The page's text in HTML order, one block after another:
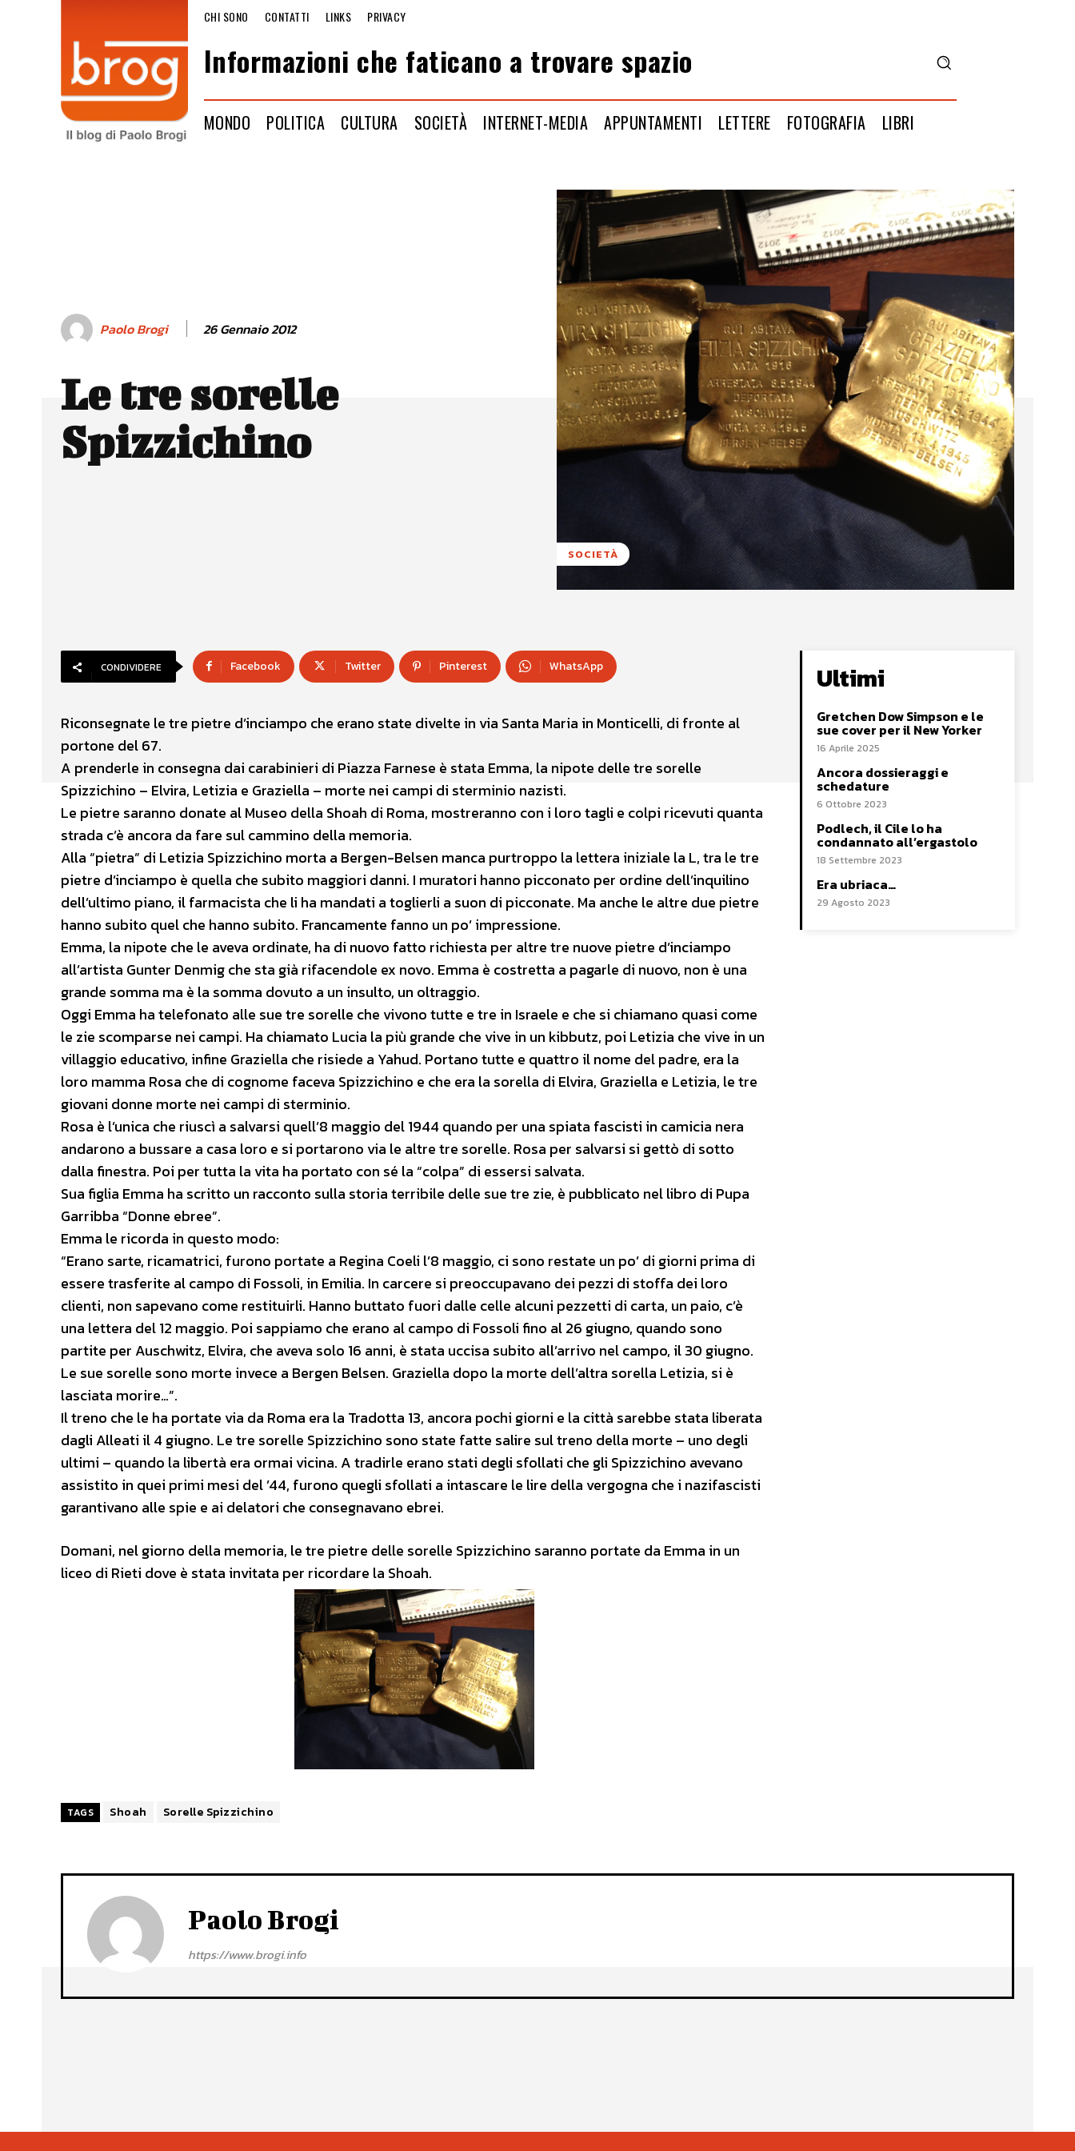
CHI SONO CONTATTI LINKS PRIVACY
Informazioni che faticano a trovare spazio
MONDO POLITICA CULTURA SOCIETÀ INTERNET-MEDIA APPUNTAMENTI LETTERE FOTOGRAFIA LIBRI
Paolo Brogi 26 Gennaio 2012
Le tre sorelle
Spizzichino
SOCIETÀ
CONDIVIDERE Facebook Twitter Pinterest WhatsApp
Riconsegnate le tre pietre d’inciampo che erano state divelte in via Santa Maria in Monticelli, di fronte al
portone del 67.
A prenderle in consegna dai carabinieri di Piazza Farnese è stata Emma, la nipote delle tre sorelle
Spizzichino – Elvira, Letizia e Graziella – morte nei campi di sterminio nazisti.
Le pietre saranno donate al Museo della Shoah di Roma, mostreranno con i loro tagli e colpi ricevuti quanta
strada c’è ancora da fare sul cammino della memoria.
Alla “pietra” di Letizia Spizzichino morta a Bergen-Belsen manca purtroppo la lettera iniziale la L, tra le tre
pietre d’inciampo è quella che subito maggiori danni. I muratori hanno picconato per ordine dell’inquilino
dell’ultimo piano, il farmacista che li ha mandati a toglierli a suon di picconate. Ma anche le altre due pietre
hanno subito quel che hanno subito. Francamente fanno un po’ impressione.
Emma, la nipote che le aveva ordinate, ha di nuovo fatto richiesta per altre tre nuove pietre d’inciampo
all’artista Gunter Denmig che sta già rifacendole ex novo. Emma è costretta a pagarle di nuovo, non è una
grande somma ma è la somma dovuto a un insulto, un oltraggio.
Oggi Emma ha telefonato alle sue tre sorelle che vivono tutte e tre in Israele e che si chiamano quasi come
le zie scomparse nei campi. Ha chiamato Lucia la più grande che vive in un kibbutz, poi Letizia che vive in un
villaggio educativo, infine Graziella che risiede a Yahud. Portano tutte e quattro il nome del padre, era la
loro mamma Rosa che di cognome faceva Spizzichino e che era la sorella di Elvira, Graziella e Letizia, le tre
giovani donne morte nei campi di sterminio.
Rosa è l’unica che riuscì a salvarsi quell’8 maggio del 1944 quando per una spiata fascisti in camicia nera
andarono a bussare a casa loro e si portarono via le altre tre sorelle. Rosa per salvarsi si gettò di sotto
dalla finestra. Poi per tutta la vita ha portato con sé la “colpa” di essersi salvata.
Sua figlia Emma ha scritto un racconto sulla storia terribile delle sue tre zie, è pubblicato nel libro di Pupa
Garribba “Donne ebree”.
Emma le ricorda in questo modo:
“Erano sarte, ricamatrici, furono portate a Regina Coeli l’8 maggio, ci sono restate un po’ di giorni prima di
essere trasferite al campo di Fossoli, in Emilia. In carcere si preoccupavano dei pezzi di stoffa dei loro
clienti, non sapevano come restituirli. Hanno buttato fuori dalle celle alcuni pezzetti di carta, un paio, c’è
una lettera del 12 maggio. Poi sappiamo che erano al campo di Fossoli fino al 26 giugno, quando sono
partite per Auschwitz, Elvira, che aveva solo 16 anni, è stata uccisa subito all’arrivo nel campo, il 30 giugno.
Le sue sorelle sono morte invece a Bergen Belsen. Graziella dopo la morte dell’altra sorella Letizia, si è
lasciata morire…”.
Il treno che le ha portate via da Roma era la Tradotta 13, ancora pochi giorni e la città sarebbe stata liberata
dagli Alleati il 4 giugno. Le tre sorelle Spizzichino sono state fatte salire sul treno della morte – uno degli
ultimi – quando la libertà era ormai vicina. A tradirle erano stati degli sfollati che gli Spizzichino avevano
assistito in quei primi mesi del ’44, furono quegli sfollati a intascare le lire della vergogna che i nazifascisti
garantivano alle spie e ai delatori che consegnavano ebrei.
Domani, nel giorno della memoria, le tre pietre delle sorelle Spizzichino saranno portate da Emma in un
liceo di Rieti dove è stata invitata per ricordare la Shoah.
TAGS Shoah Sorelle Spizzichino
Ultimi
Gretchen Dow Simpson e le
sue cover per il New Yorker
16 Aprile 2025
Ancora dossieraggi e
schedature
6 Ottobre 2023
Podlech, il Cile lo ha
condannato all’ergastolo
18 Settembre 2023
Era ubriaca…
29 Agosto 2023
Paolo Brogi
https://www.brogi.info